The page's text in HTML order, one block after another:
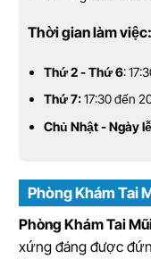
Thời gian làm việc:
Thứ 2 - Thứ 6:
Thứ 7:17:30 đến
Chủ Nhật - Ngày
Phòng Khám Tai
Phòng Khám Tai
xứng đáng được